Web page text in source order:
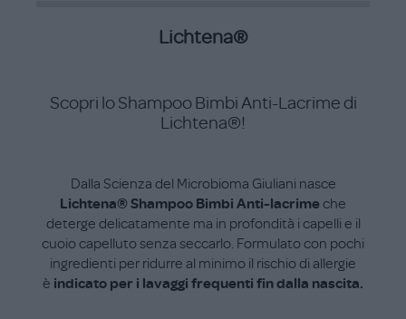
Lichtena®
Scopri lo Shampoo Bimbi Anti-Lacrime di
Lichtena®!
Dalla Scienza del Microbioma Giuliani nasce
Lichtena® Shampoo Bimbi Anti-lacrime che
deterge delicatamente ma in profondità i capelli e il
cuoio capelluto senza seccarlo. Formulato con pochi
ingredienti per ridurre al minimo il rischio di allergie
è indicato per i lavaggi frequenti fin dalla nascita.